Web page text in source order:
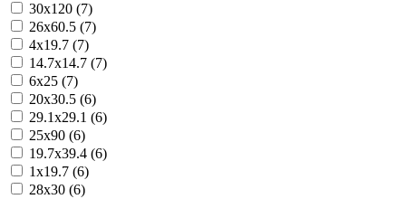
30x120 (7)
26x60.5 (7)
4x19.7 (7)
14.7x14.7 (7)
6x25 (7)
20x30.5 (6)
29.1x29.1 (6)
25x90 (6)
19.7x39.4 (6)
1x19.7 (6)
28x30 (6)